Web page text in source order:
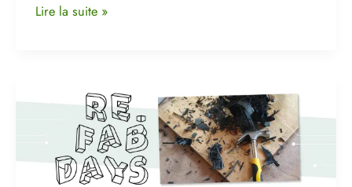
Lire la suite »
pour
présence
à